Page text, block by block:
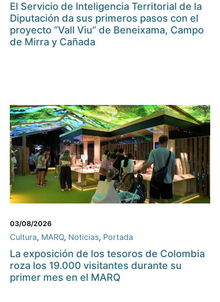
El Servicio de Inteligencia Territorial de la
Diputación da sus primeros pasos con el
proyecto “Vall Viu” de Beneixama, Campo
de Mirra y Cañada
03/08/2026
Cultura, MARQ, Noticias, Portada
La exposición de los tesoros de Colombia
roza los 19.000 visitantes durante su
primer mes en el MARQ